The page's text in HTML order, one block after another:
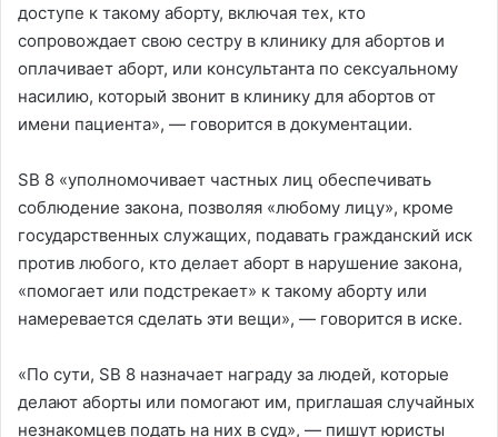
доступе к такому аборту, включая тех, кто
сопровождает свою сестру в клинику для абортов и
оплачивает аборт, или консультанта по сексуальному
насилию, который звонит в клинику для абортов от
имени пациента», — говорится в документации.
SB 8 «уполномочивает частных лиц обеспечивать
соблюдение закона, позволяя «любому лицу», кроме
государственных служащих, подавать гражданский иск
против любого, кто делает аборт в нарушение закона,
«помогает или подстрекает» к такому аборту или
намеревается сделать эти вещи», — говорится в иске.
«По сути, SB 8 назначает награду за людей, которые
делают аборты или помогают им, приглашая случайных
незнакомцев подать на них в суд», — пишут юристы